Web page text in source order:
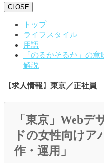
CLOSE
トップ
ライフスタイル
用語
「のるかそるか」の
解説
【求人情報】東京／正社員
「東京」Web
ドの女性向けア
作・運用」